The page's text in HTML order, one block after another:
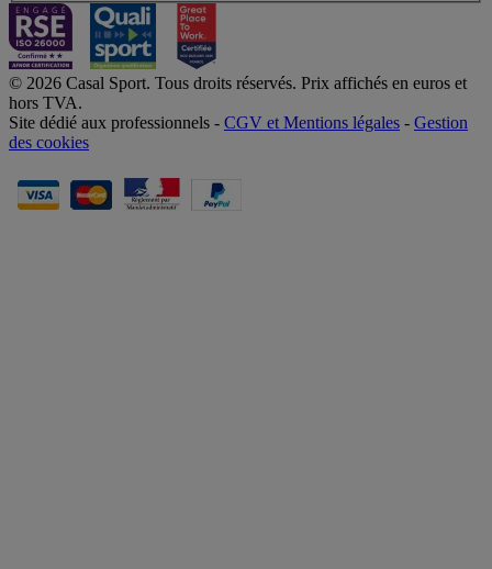
© 2026 Casal Sport. Tous droits réservés. Prix affichés en euros et
hors TVA.
Site dédié aux professionnels - CGV et Mentions légales - Gestion
des cookies